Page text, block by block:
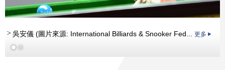
吳安儀 (圖片來源: International Billiards & Snooker Fed... 更多